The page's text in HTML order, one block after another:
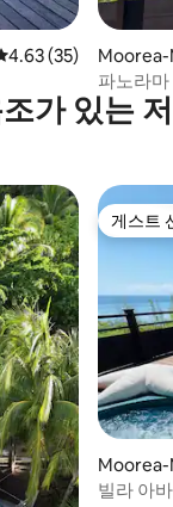
점 4.63점(5점 만점
4.63 (35)
Moorea-
파노라
가 있는
게스트
게스트
Moorea-
빌라 아